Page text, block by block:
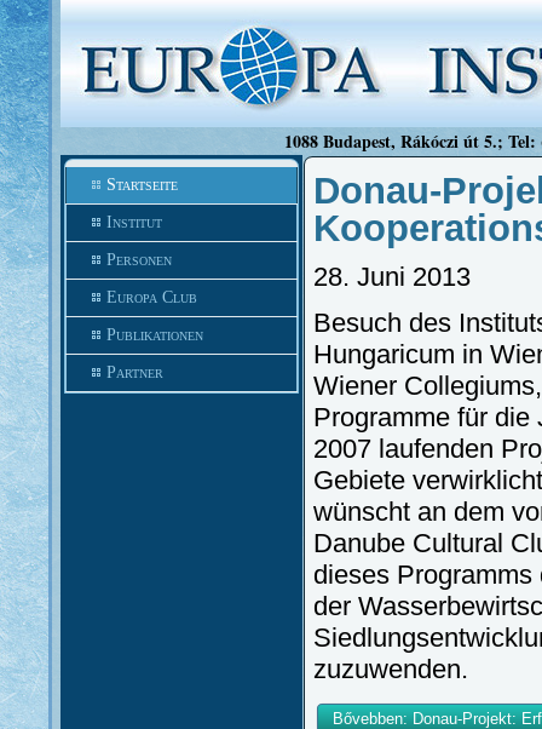
1088 Budapest, Rákóczi út 5.;
Startseite
Institut
Personen
Europa Club
Publikationen
Partner
Donau-
28. Juni 2013
Besuch des
Hungaricum in
Wiener
Programme für die
2007 laufenden
Gebiete
wünscht an dem
Danube Cultural
dieses
der
zuzuwenden.
Bővebben: Donau-Projekt: